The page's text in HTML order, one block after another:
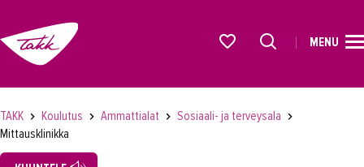
MENU
TAKK Koulutus Ammattialat
Sosiaali- ja terveysala
Mittausklinikka